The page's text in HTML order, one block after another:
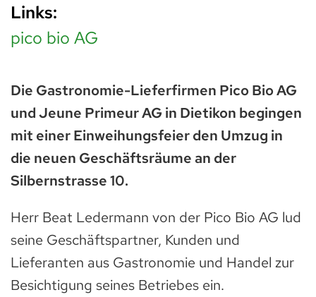
Links:
pico bio AG
Die Gastronomie-Lieferfirmen Pico Bio AG
und Jeune Primeur AG in Dietikon begingen
mit einer Einweihungsfeier den Umzug in
die neuen Geschäftsräume an der
Silbernstrasse 10.
Herr Beat Ledermann von der Pico Bio AG lud
seine Geschäftspartner, Kunden und
Lieferanten aus Gastronomie und Handel zur
Besichtigung seines Betriebes ein.